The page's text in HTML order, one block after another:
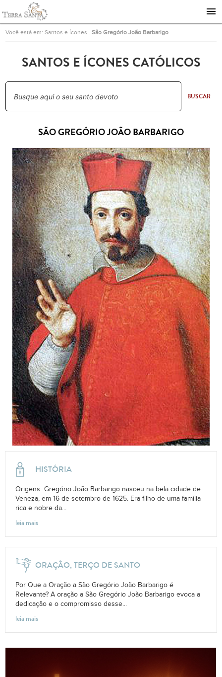
Ir para a página inicial
Você está em:Santos e Ícones .São Gregório João Barbarigo
SANTOS E ÍCONES CATÓLICOS
BUSCAR
SÃO GREGÓRIO JOÃO BARBARIGO
HISTÓRIA
Origens Gregório João Barbarigo nasceu na bela cidade de
Veneza, em 16 de setembro de 1625. Era filho de uma família
rica e nobre da...
leia mais
ORAÇÃO, TERÇO DE SANTO
Por Que a Oração a São Gregório João Barbarigo é
Relevante? A oração a São Gregório João Barbarigo evoca a
dedicação e o compromisso desse...
leia mais